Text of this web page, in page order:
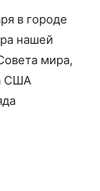
в городе
нашей
мира,
США